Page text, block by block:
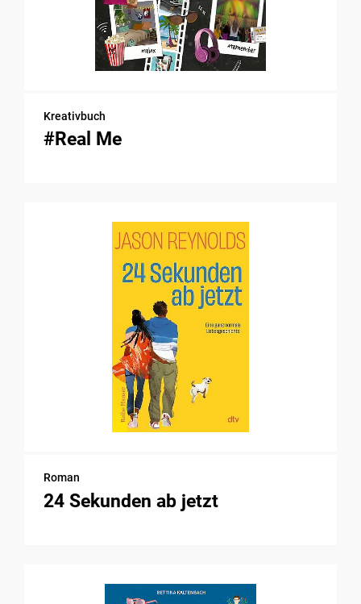
Kreativbuch
#Real Me
Roman
24 Sekunden ab jetzt